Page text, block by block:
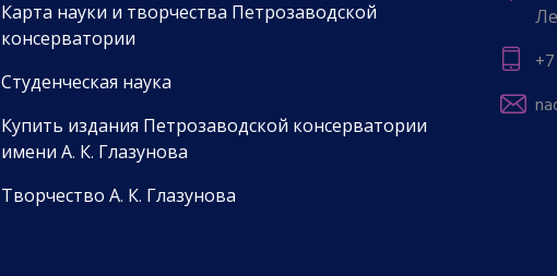
Карта науки и творчества Петрозаводской
консерватории
Студенческая наука
Купить издания Петрозаводской консерватории
имени А. К. Глазунова
Творчество А. К. Глазунова